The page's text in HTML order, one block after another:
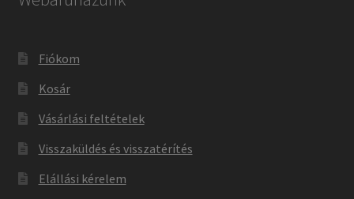
Fiókom
Kosár
Vásárlási feltételek
Visszaküldés és visszatérítés
Elállási kérelem